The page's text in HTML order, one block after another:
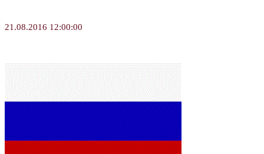
21.08.2016 12:00:00